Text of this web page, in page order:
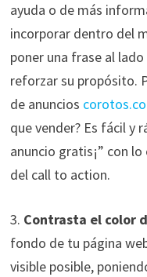
ayuda o de más
incorporar dentro del
poner una frase al
reforzar su propósito.
de anuncios
que vender? Es fácil y
anuncio gratis¡” con
del call to action.
3. Contrasta el color
fondo de tu página
visible posible,